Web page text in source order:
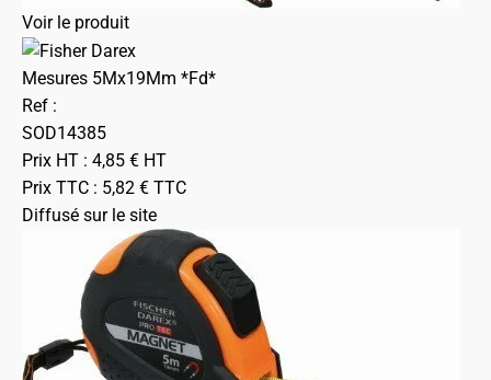
Voir le produit
Mesures 5Mx19Mm *Fd*
Ref :
SOD14385
Prix HT : 4,85 € HT
Prix TTC : 5,82 € TTC
Diffusé sur le site